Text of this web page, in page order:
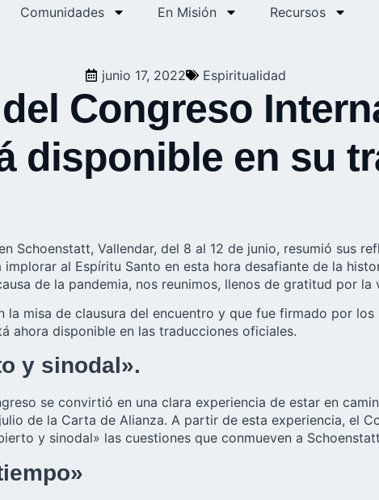
Comunidades En Misión Recursos
junio 17, 2022 Espiritualidad
Congreso
disponible en su
Schoenstatt, Vallendar, del 8 al 12 de junio, resumió sus
al Espíritu Santo en esta hora desafiante de la
de la pandemia, nos reunimos, llenos de gratitud por
misa de clausura del encuentro y que fue firmado por
ahora disponible en las traducciones oficiales.
y sinodal».
se convirtió en una clara experiencia de estar en
de la Carta de Alianza. A partir de esta experiencia, el
y sinodal» las cuestiones que conmueven a